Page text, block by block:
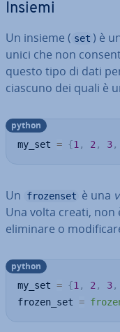
Insiemi
Un insieme ( set ) è
unici che non
questo tipo di dati
ciascuno dei quali è
my_set = {1 , 2 , 3,
python
Un frozenset è una
Una volta creati, non
eliminare o
my_set = {1 , 2 , 3,
frozen_set =
python